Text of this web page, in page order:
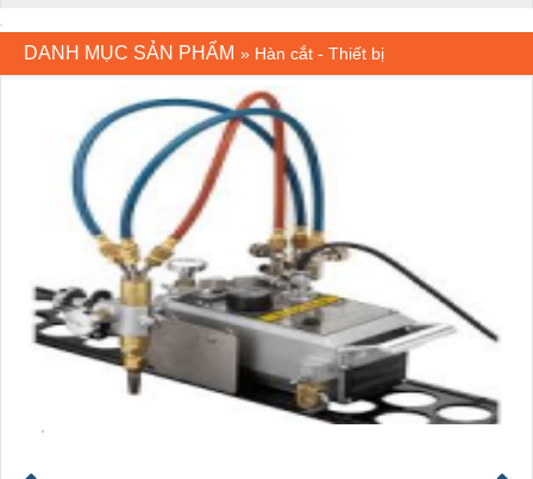
DANH MỤC SẢN PHẨM » Hàn cắt - Thiết bị